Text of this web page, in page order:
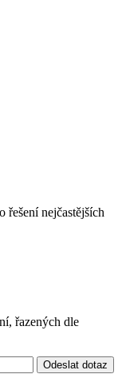
řešení nejčastějších
řazených dle
Odeslat dotaz